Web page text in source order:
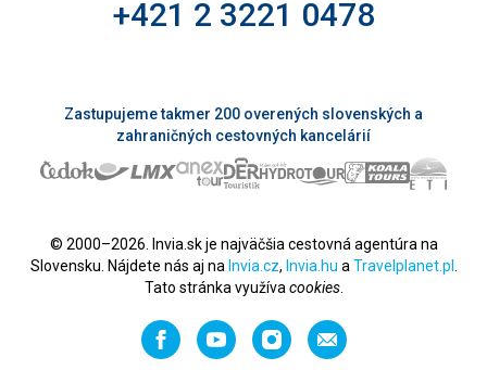
+421 2 3221 0478
Zastupujeme takmer 200 overených slovenských a
zahraničných cestovných kancelárií
© 2000–2026. Invia.sk je najväčšia cestovná agentúra na
Slovensku. Nájdete nás aj na Invia.cz, Invia.hu a Travelplanet.pl
Tato stránka využíva cookies.
FacebookYouTubeInstagramOdporučiť